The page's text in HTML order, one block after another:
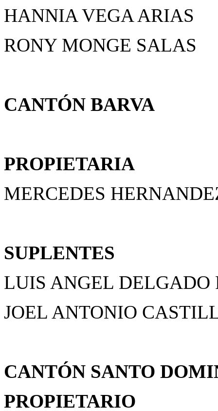
HANNIA VEGA ARIAS
RONY MONGE SALAS
CANTÓN BARVA
PROPIETARIA
MERCEDES
SUPLENTES
LUIS ANGEL DELGADO
JOEL ANTONIO
CANTÓN SANTO
PROPIETARIO